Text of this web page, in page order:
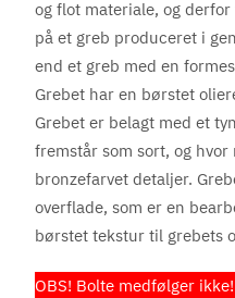
og flot materiale, og
på et greb produceret i
end et greb med en
Grebet har en børstet
Grebet er belagt med et
fremstår som sort, og hvor
bronzefarvet detaljer.
overflade, som er en
børstet tekstur til grebets
OBS! Bolte medfølger